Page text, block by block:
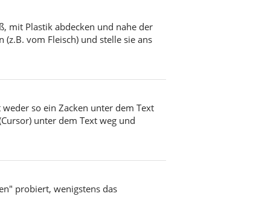
mit Plastik abdecken und nahe der
vom Fleisch) und stelle sie ans
so ein Zacken unter dem Text
unter dem Text weg und
probiert, wenigstens das